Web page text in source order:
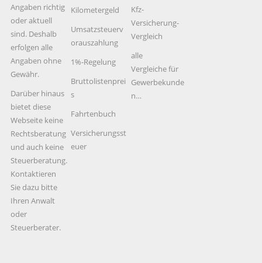
Angaben richtig
oder aktuell
sind. Deshalb
erfolgen alle
Angaben ohne
Gewähr.
Darüber hinaus
bietet diese
Webseite keine
Rechtsberatung
und auch keine
Steuerberatung.
Kontaktieren
Sie dazu bitte
Ihren Anwalt
oder
Steuerberater.
Kilometergeld
Umsatzsteuerv
orauszahlung
1%-Regelung
Bruttolistenprei
s
Fahrtenbuch
Versicherungsst
euer
Kfz-
Versicherung-
Vergleich
alle
Vergleiche für
Gewerbekunde
n…